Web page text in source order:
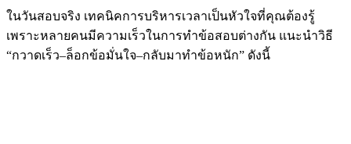
ในวันสอบจริง เทคนิคการบริหารเวลาเป็นหัวใจที่คุณต้องรู้
เพราะหลายคนมีความเร็วในการทำข้อสอบต่างกัน แนะนำวิธี
“กวาดเร็ว–ล็อกข้อมั่นใจ–กลับมาทำข้อหนัก” ดังนี้